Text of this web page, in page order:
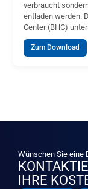
verbraucht
entladen werden.
Center (BHC)
Zum Download
Wünschen Sie eine
IHRE